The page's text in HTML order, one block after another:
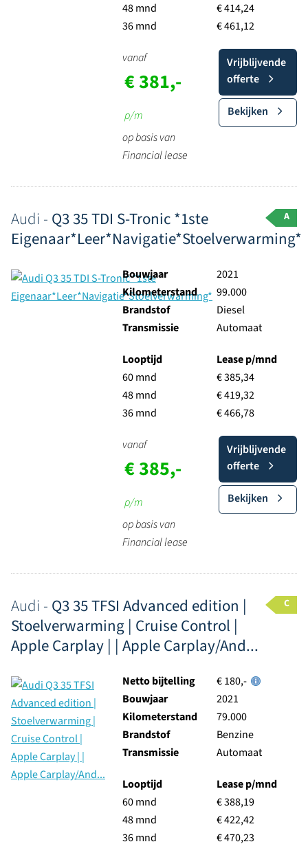
48 mnd
36 mnd
€ 414,24
€ 461,12
vanaf
€ 381,-
p/m
op basis van
Financial lease
Vrijblijvende
offerte
Bekijken
Audi - Q3 35 TDI S-Tronic *1ste
Eigenaar*Leer*Navigatie*Stoelverwarming*
A
Bouwjaar
2021
Kilometerstand
99.000
Brandstof
Diesel
Transmissie
Automaat
Looptijd
60 mnd
48 mnd
36 mnd
Lease p/mnd
€ 385,34
€ 419,32
€ 466,78
vanaf
€ 385,-
p/m
op basis van
Financial lease
Vrijblijvende
offerte
Bekijken
Audi - Q3 35 TFSI Advanced edition |
Stoelverwarming | Cruise Control |
Apple Carplay | | Apple Carplay/And...
C
Netto bijtelling
€ 180,-
Bouwjaar
2021
Kilometerstand
79.000
Brandstof
Benzine
Transmissie
Automaat
Looptijd
60 mnd
48 mnd
36 mnd
Lease p/mnd
€ 388,19
€ 422,42
€ 470,23